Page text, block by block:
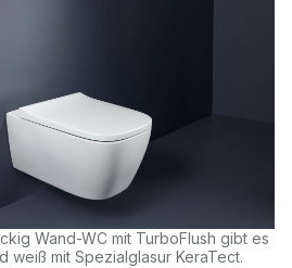
Wand-WC mit TurboFlush gibt es
weiß mit Spezialglasur KeraTect.